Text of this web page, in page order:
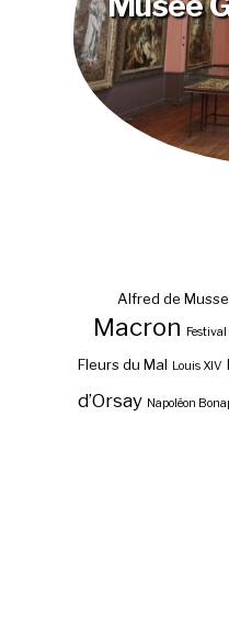
Alfred de
Macron
Fleurs du Mal Louis XIV
d’Orsay Napoléon